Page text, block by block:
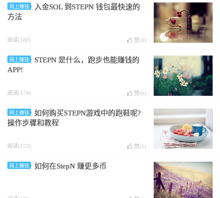
网上赚钱
入金SOL 到STEPN 钱包最快速的
方法
阅读(180) 赞(0)
网上赚钱
STEPN 是什么，跑步也能赚钱的
APP!
阅读(174) 赞(0)
网上赚钱
如何购买STEPN游戏中的跑鞋呢?
操作步骤和教程
阅读(153) 赞(1 )
网上赚钱 如何在StepN 赚更多币